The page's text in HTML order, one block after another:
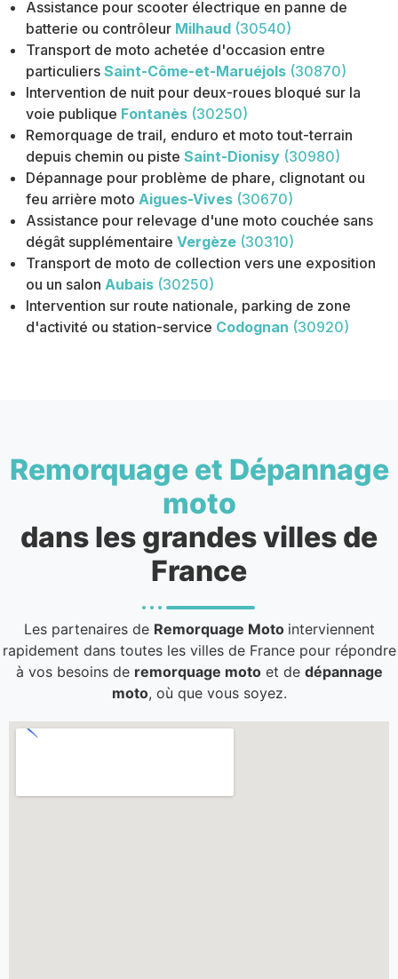
Assistance pour scooter électrique en panne de
batterie ou contrôleur Milhaud (30540)
Transport de moto achetée d'occasion entre
particuliers Saint-Côme-et-Maruéjols (30870)
Intervention de nuit pour deux-roues bloqué sur la
voie publique Fontanès (30250)
Remorquage de trail, enduro et moto tout-terrain
depuis chemin ou piste Saint-Dionisy (30980)
Dépannage pour problème de phare, clignotant ou
feu arrière moto Aigues-Vives (30670)
Assistance pour relevage d'une moto couchée sans
dégât supplémentaire Vergèze (30310)
Transport de moto de collection vers une exposition
ou un salon Aubais (30250)
Intervention sur route nationale, parking de zone
d'activité ou station-service Codognan (30920)
Remorquage et Dépannage
moto
dans les grandes villes de
France
Les partenaires de Remorquage Moto interviennent
rapidement dans toutes les villes de France pour répondre
à vos besoins de remorquage motoet de dépannage
moto, où que vous soyez.